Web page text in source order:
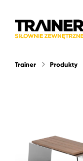
Trainer Produkty